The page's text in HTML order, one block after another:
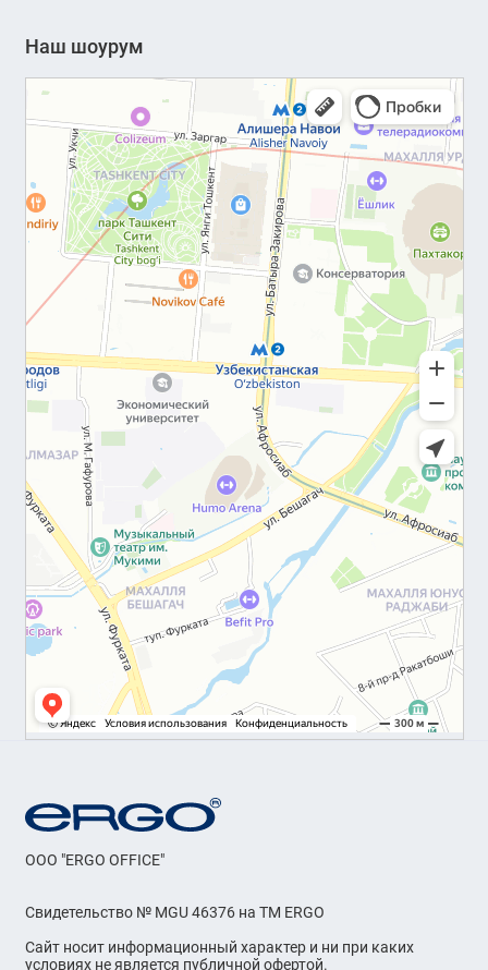
Наш шоурум
OOO "ERGO OFFICE"
Свидетельство № MGU 46376 на ТМ ERGO
Сайт носит информационный характер и ни при каких
условиях не является публичной офертой.